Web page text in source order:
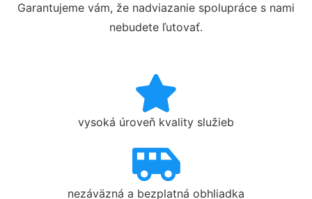
Garantujeme vám, že nadviazanie spolupráce s nami
nebudete ľutovať.
vysoká úroveň kvality služieb
nezáväzná a bezplatná obhliadka